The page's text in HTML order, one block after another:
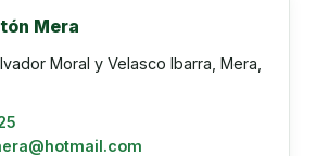
Mera
Moral y Velasco Ibarra, Mera,